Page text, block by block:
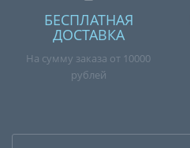
БЕСПЛАТНАЯ
ДОСТАВКА
На сумму заказа от 10000
рублей